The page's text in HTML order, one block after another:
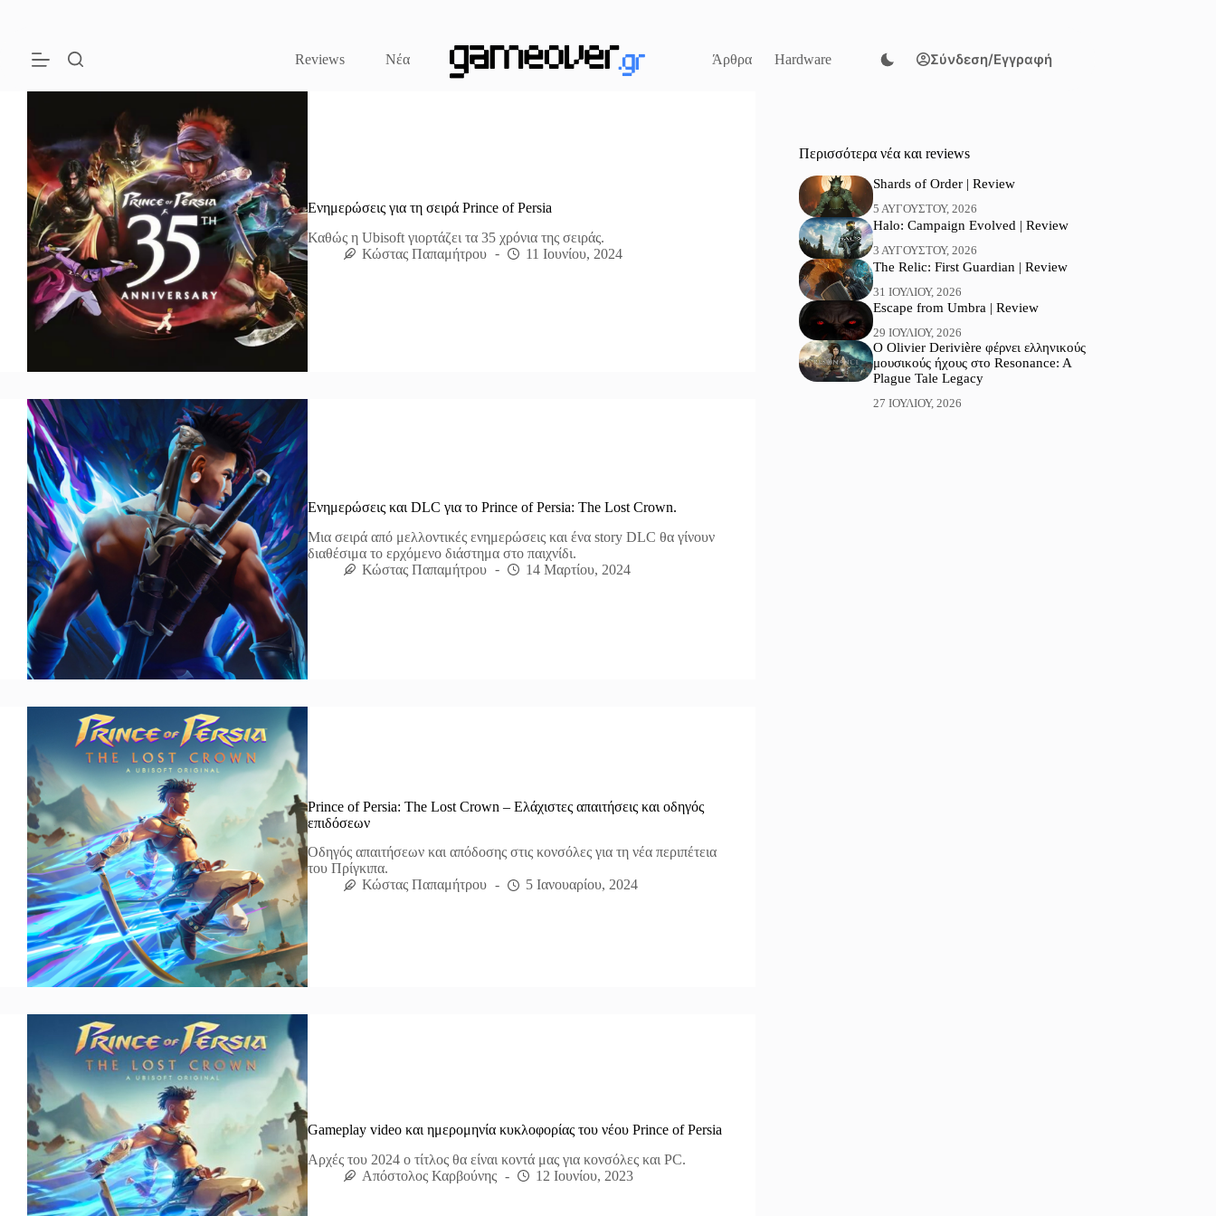
Reviews
Νέα Άρθρα Hardware Σύνδεση/Εγγραφή
Ενημερώσεις για τη σειρά Prince of Persia
Καθώς η Ubisoft γιορτάζει τα 35 χρόνια της σειράς.
Κώστας Παπαμήτρου
11 Ιουνίου, 2024
Ενημερώσεις και DLC για το Prince of Persia: The Lost Crown.
Μια σειρά από μελλοντικές ενημερώσεις και ένα story DLC θα γίνουν
διαθέσιμα το ερχόμενο διάστημα στο παιχνίδι.
Κώστας Παπαμήτρου
14 Μαρτίου, 2024
Prince of Persia: The Lost Crown – Ελάχιστες απαιτήσεις και οδηγός
επιδόσεων
Οδηγός απαιτήσεων και απόδοσης στις κονσόλες για τη νέα περιπέτεια
του Πρίγκιπα.
Κώστας Παπαμήτρου
5 Ιανουαρίου, 2024
Gameplay video και ημερομηνία κυκλοφορίας του νέου Prince of Persia
Αρχές του 2024 ο τίτλος θα είναι κοντά μας για κονσόλες και PC.
Απόστολος Καρβούνης
12 Ιουνίου, 2023
Περισσότερα νέα και reviews
Shards of Order | Review
5 ΑΥΓΟΎΣΤΟΥ, 2026
Halo: Campaign Evolved | Review
3 ΑΥΓΟΎΣΤΟΥ, 2026
The Relic: First Guardian | Review
31 ΙΟΥΛΊΟΥ, 2026
Escape from Umbra | Review
29 ΙΟΥΛΊΟΥ, 2026
Ο Olivier Derivière φέρνει ελληνικούς
μουσικούς ήχους στο Resonance: A
Plague Tale Legacy
27 ΙΟΥΛΊΟΥ, 2026